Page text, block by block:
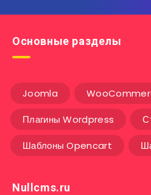
Основные разделы
Joomla
Плагины Wordpress
Шаблоны Opencart
Nullcms.ru